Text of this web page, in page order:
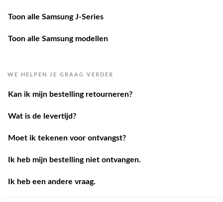
Toon alle Samsung J-Series
Toon alle Samsung modellen
WE HELPEN JE GRAAG VERDER
Kan ik mijn bestelling retourneren?
Wat is de levertijd?
Moet ik tekenen voor ontvangst?
Ik heb mijn bestelling niet ontvangen.
Ik heb een andere vraag.